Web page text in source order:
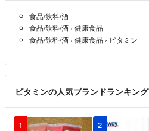
食品/飲料/酒
食品/飲料/酒 › 健康食品
食品/飲料/酒 › 健康食品 › ビタミン
ビタミンの人気ブランドランキング
1 2